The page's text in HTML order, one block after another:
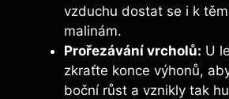
vzduchu⁣ dostat se i k
‍malinám.
Prořezávání vrcholů: U​
zkraťte konce výhonů,
boční růst a vznikly tak